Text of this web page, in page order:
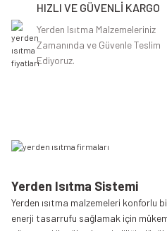
Ürün bilgilerinde hatalar
Ürün fiyatı diğer sitelerden daha
Bu ürüne benzer farklı
HIZLI VE GÜVENLİ KARGO
Yerden Isıtma Malzemeleriniz
Zamanında ve Güvenle Teslim
Ediyoruz.
Yerden Isıtma Sistemi
Yerden ısıtma malzemeleri konforlu
enerji tasarrufu sağlamak için